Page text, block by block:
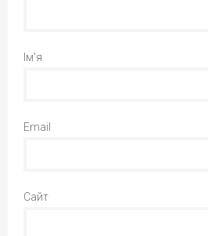
Ім'я
Email
Сайт